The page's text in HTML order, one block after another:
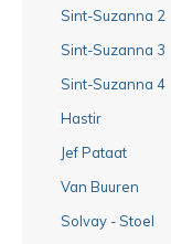
Sint-Suzanna 2
Sint-Suzanna 3
Sint-Suzanna 4
Hastir
Jef Pataat
Van Buuren
Solvay - Stoel